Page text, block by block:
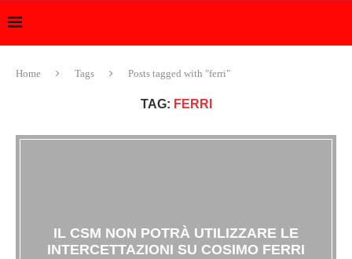
Home Tags Posts tagged with "ferri"
TAG: FERRI
IL CSM NON POTRÀ UTILIZZARE LE
INTERCETTAZIONI SU COSIMO FERRI